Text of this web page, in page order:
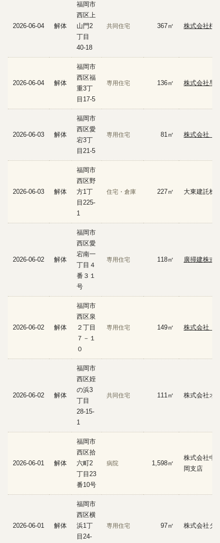
2026-06-04 解体
福岡市
西区上
山門2
丁目
40-18
共同住宅 367㎡ 株式会社権
2026-06-04 解体
福岡市
西区福
重3丁
目17-5
専用住宅 136㎡ 株式会社早
2026-06-03 解体
福岡市
西区愛
宕3丁
目21-5
専用住宅 81㎡ 株式会社 Ｉ
2026-06-03 解体
福岡市
西区野
方1丁
目225-
1
住宅・倉庫 227㎡ 大東建託株
2026-06-02 解体
福岡市
西区愛
宕南一
丁目４
番３１
号
専用住宅 118㎡ 廣掃建株式
2026-06-02 解体
福岡市
西区泉
２丁目
７－１
０
専用住宅 149㎡ 株式会社 Ｉ
2026-06-02 解体
福岡市
西区姪
の浜3
丁目
28-15-
1
共同住宅 111㎡ 株式会社オ
2026-06-01 解体
福岡市
西区拾
六町2
丁目23
番10号
病院 1,598㎡
株式会社中
岡支店
2026-06-01 解体
福岡市
西区横
浜1丁
目24-
専用住宅 97㎡ 株式会社タ